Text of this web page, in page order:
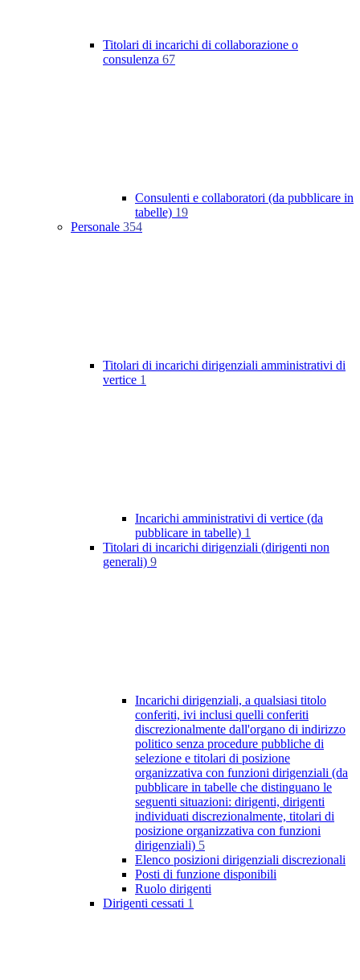
Titolari di incarichi di collaborazione o
consulenza 67
Consulenti e collaboratori (da pubblicare in
tabelle) 19
Personale 354
Titolari di incarichi dirigenziali amministrativi di
vertice 1
Incarichi amministrativi di vertice (da
pubblicare in tabelle) 1
Titolari di incarichi dirigenziali (dirigenti non
generali) 9
Incarichi dirigenziali, a qualsiasi titolo
conferiti, ivi inclusi quelli conferiti
discrezionalmente dall'organo di indirizzo
politico senza procedure pubbliche di
selezione e titolari di posizione
organizzativa con funzioni dirigenziali (da
pubblicare in tabelle che distinguano le
seguenti situazioni: dirigenti, dirigenti
individuati discrezionalmente, titolari di
posizione organizzativa con funzioni
dirigenziali) 5
Elenco posizioni dirigenziali discrezionali
Posti di funzione disponibili
Ruolo dirigenti
Dirigenti cessati 1